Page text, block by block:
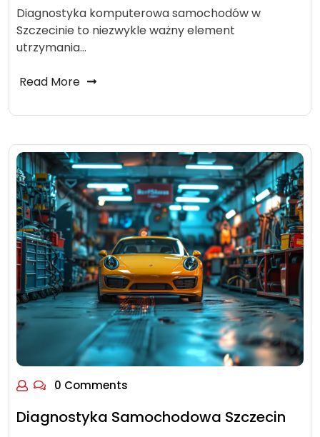
Diagnostyka komputerowa samochodów w
Szczecinie to niezwykle ważny element
utrzymania…
Read More
0 Comments
Diagnostyka Samochodowa Szczecin